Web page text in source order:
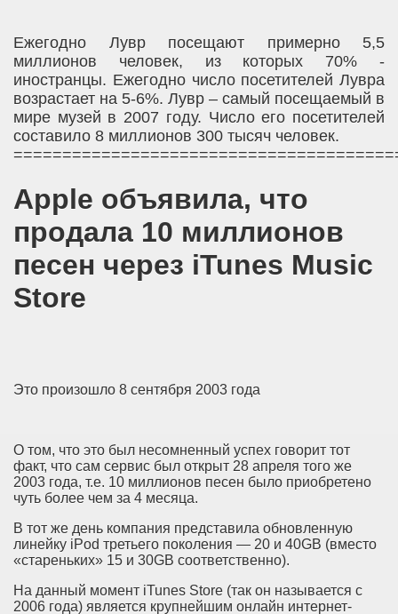
Ежегодно Лувр посещают примерно 5,5
миллионов человек, из которых 70% -
иностранцы. Ежегодно число посетителей Лувра
возрастает на 5-6%. Лувр – самый посещаемый в
мире музей в 2007 году. Число его посетителей
составило 8 миллионов 300 тысяч человек.
Apple объявила, что
продала 10 миллионов
песен через iTunes Music
Store
Это произошло 8 сентября 2003 года
О том, что это был несомненный успех говорит тот
факт, что сам сервис был открыт 28 апреля того же
2003 года, т.е. 10 миллионов песен было приобретено
чуть более чем за 4 месяца.
В тот же день компания представила обновленную
линейку iPod третьего поколения — 20 и 40GB (вместо
«стареньких» 15 и 30GB соответственно).
На данный момент iTunes Store (так он называется с
2006 года) является крупнейшим онлайн интернет-